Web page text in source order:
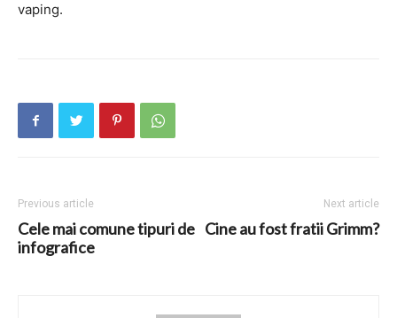
vaping.
Previous article
Cele mai comune tipuri de
infografice
Next article
Cine au fost fratii Grimm?